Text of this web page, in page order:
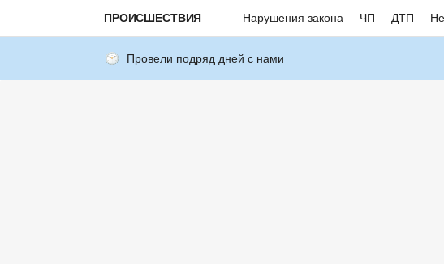
ПРОИСШЕСТВИЯ Нарушения закона ЧП ДТП
Провели подряд дней с нами